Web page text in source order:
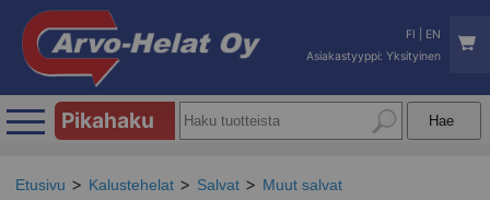
FI
EN
Asiakastyyppi: Yksityinen
Pikahaku
Etusivu Kalustehelat Salvat Muut salvat